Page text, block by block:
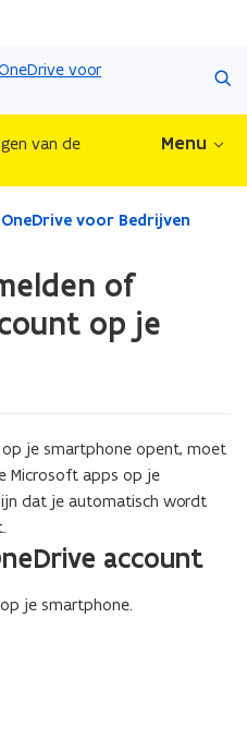
en
de
inhoud
voor
van de
Menu
voor Bedrijven
of
op je
je smartphone opent, moet
Microsoft apps op je
dat je automatisch wordt
account
je smartphone.